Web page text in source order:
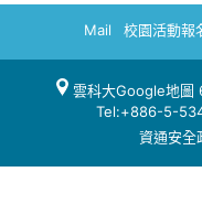
Mail 校園活動報
雲科大Google地圖
Tel:+886-5-
資通安全